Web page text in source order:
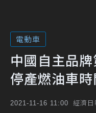
電動車
中國自主品
停產燃油車時
2021-11-16 11:00 經濟